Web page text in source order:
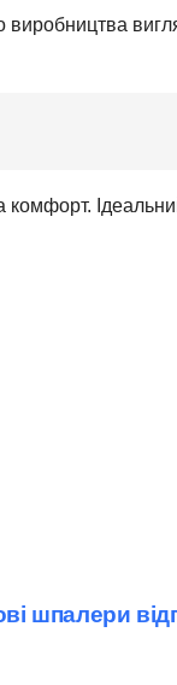
виробництва
шпалери